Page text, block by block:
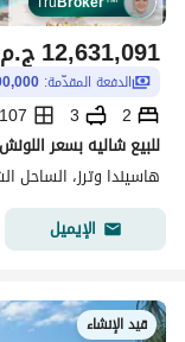
ج.م12,631,091
الدفعة المقدّمة:
2
3
107 متر مربع
للبيع شاليه بسعر
هاسيندا وترز، الساحل
الإيميل
قيد الإنشاء